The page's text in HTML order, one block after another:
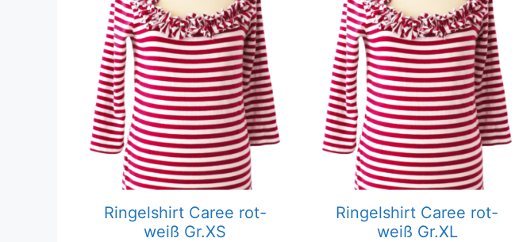
Ringelshirt Caree rot-
weiß Gr.XS
Ringelshirt Caree rot-
weiß Gr.XL